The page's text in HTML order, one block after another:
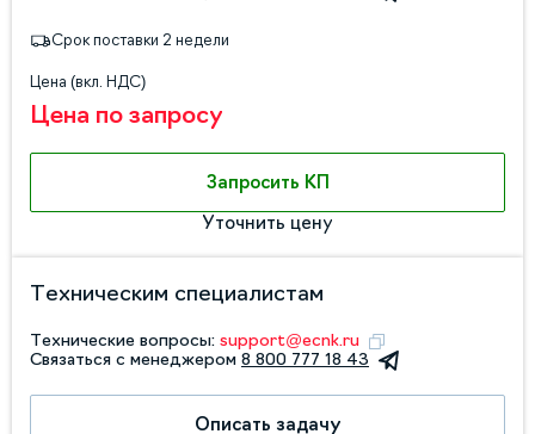
Срок поставки 2 недели
Цена (вкл. НДС)
Цена по запросу
Запросить КП
Уточнить цену
Техническим специалистам
Технические вопросы: support@ecnk.ru
Связаться с менеджером 8 800 777 18 43
Описать задачу